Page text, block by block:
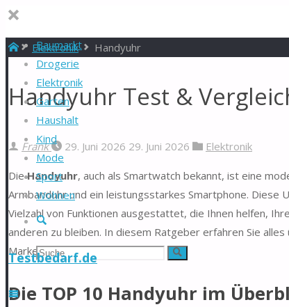
Baumarkt
Drogerie
Elektronik
Garten
Haushalt
Kind
Mode
Sport
Wohnen
Suche
Suchen Suche
Testbedarf.de
StartElektronik Handyuhr
Handyuhr Test &
Frank 29. Juni 2026 29. Juni 2026 Elektronik
DieHandyuhr, auch als Smartwatch bekannt, ist eine
Armbanduhr und ein leistungsstarkes Smartphone.
Vielzahl von Funktionen ausgestattet, die Ihnen helfen,
anderen zu bleiben. In diesem Ratgeber erfahren Sie
Marken und Kaufempfehlungen.
Die TOP 10 Handyuhr im